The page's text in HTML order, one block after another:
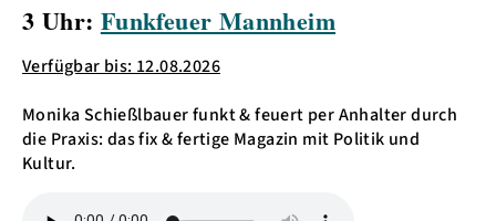
3 Uhr: Funkfeuer Mannheim
Verfügbar bis: 12.08.2026
Monika Schießlbauer funkt & feuert per Anhalter durch
die Praxis: das fix & fertige Magazin mit Politik und
Kultur.